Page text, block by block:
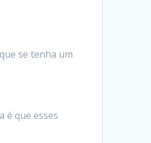
se tenha um
é que esses